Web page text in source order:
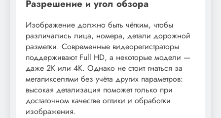
Разрешение и угол обзора
Изображение должно быть чётким, чтобы
различались лица, номера, детали дорожной
разметки. Современные видеорегистраторы
поддерживают Full HD, а некоторые модели —
даже 2K или 4K. Однако не стоит гнаться за
мегапикселями без учёта других параметров:
высокая детализация поможет только при
достаточном качестве оптики и обработки
изображения.